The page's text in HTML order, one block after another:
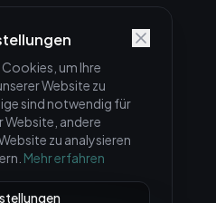
SEO
Online Marketing
Neuwied
Web Design
SEO
Online Marketing
um Ihre
Website zu
sind notwendig für
Website, andere
zu analysieren
Mehr erfahren